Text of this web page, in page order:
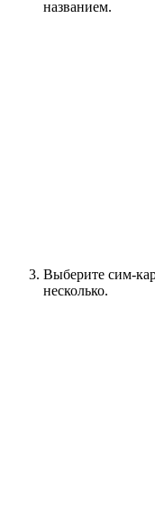
названием.
Выберите сим-
несколько.